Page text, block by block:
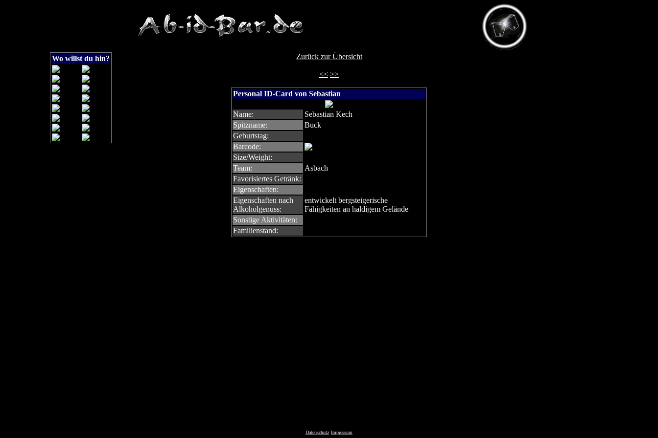
Wo willst du hin? Zurück zur Übersicht
<< >>
Personal ID-Card von Sebastian
Name:
Sebastian Kech
Spitzname:
Buck
Geburtstag:
Barcode:
Size/Weight:
Team:
Asbach
Favorisiertes Getränk:
Eigenschaften:
Eigenschaften nach
Alkoholgenuss:
entwickelt bergsteigerische
Fähigkeiten an haldigem Gelände
Sonstige Aktivitäten:
Familienstand:
Datenschutz Impressum